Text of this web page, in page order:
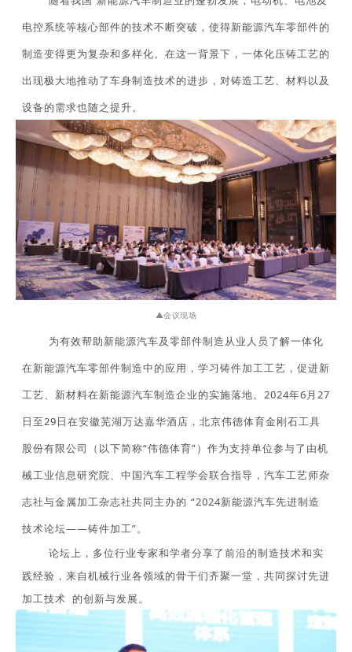
电控系统等核心部件的技术不断突破，使得新能源汽车零部件的
制造变得更为复杂和多样化。在这一背景下，一体化压铸工艺的
出现极大地推动了车身制造技术的进步，对铸造工艺、材料以及
设备的需求也随之提升。
▲会议现场
为有效帮助新能源汽车及零部件制造从业人员了解一体化
在新能源汽车零部件制造中的应用，学习铸件加工工艺，促进新
工艺、新材料在新能源汽车制造企业的实施落地。 2024年6月27
日至29日在安徽芜湖万达嘉华酒店， 北京伟德体育金刚石工具
股份有限公司（以下简称“伟德体育”）作为支持单位参与了由机
械工业信息研究院、中国汽车工程学会联合指导，汽车工艺师杂
志社与金属加工杂志社共同主办的“2024新能源汽车先进制造
技术论坛——铸件加工”。
论坛上，多位行业专家和学者分享了前沿的制造技术和实
践经验，来自机械行业各领域的骨干们齐聚一堂，共同探讨先进
加工技术的创新与发展。